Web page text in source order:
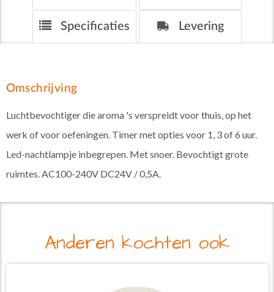
Specificaties Levering
Omschrijving
Luchtbevochtiger die aroma 's verspreidt voor thuis, op het
werk of voor oefeningen. Timer met opties voor 1, 3 of 6 uur.
Led-nachtlampje inbegrepen. Met snoer. Bevochtigt grote
ruimtes. AC100-240V DC24V / 0,5A.
Anderen kochten ook